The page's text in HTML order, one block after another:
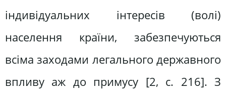
індивідуальних інтересів (волі)
населення країни, забезпечуються
всіма заходами легального державного
впливу аж до примусу [2, с. 216]. З